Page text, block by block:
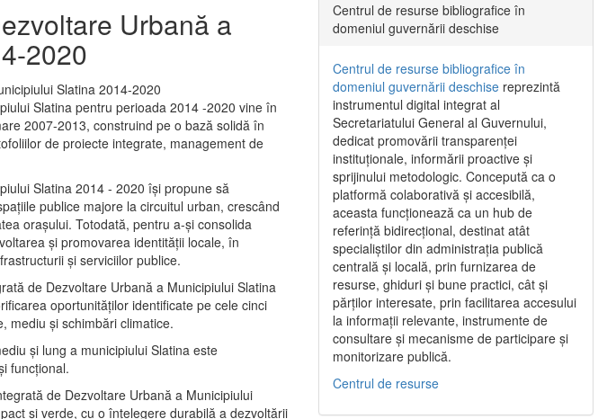
Urbană a
2020
Slatina pentru perioada 2014 -2020 vine în
2007-2013, construind pe o bază solidă în
de proiecte integrate, management de
Slatina 2014 - 2020 își propune să
publice majore la circuitul urban, crescând
oraşului. Totodată, pentru a-şi consolida
şi promovarea identităţii locale, în
şi serviciilor publice.
de Dezvoltare Urbană a Municipiului Slatina
oportunităţilor identificate pe cele cinci
mediu şi schimbări climatice.
şi lung a municipiului Slatina este
funcţional.
de Dezvoltare Urbană a Municipiului
şi verde, cu o înţelegere durabilă a dezvoltării
Centrul de resurse bibliografice în
domeniul guvernării deschise
Centrul de resurse bibliografice în
domeniul guvernării deschise reprezintă
instrumentul digital integrat al
Secretariatului General al Guvernului,
dedicat promovării transparenței
instituționale, informării proactive și
sprijinului metodologic. Concepută ca o
platformă colaborativă și accesibilă,
aceasta funcționează ca un hub de
referință bidirecțional, destinat atât
specialiștilor din administrația publică
centrală și locală, prin furnizarea de
resurse, ghiduri și bune practici, cât și
părților interesate, prin facilitarea accesului
la informații relevante, instrumente de
consultare și mecanisme de participare și
monitorizare publică.
Centrul de resurse